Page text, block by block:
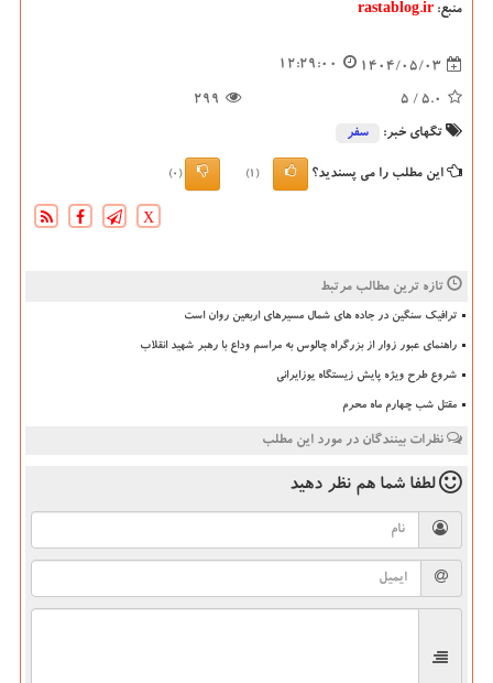
منبع: rastablog.ir
1404/05/03
12:29:00
5.0
/ 5
299
تگهای خبر: سفر
این مطلب را می پسندید؟ (1)
(0)
X
تازه ترین مطالب مرتبط
ترافیک سنگین در جاده های شمال مسیرهای اربعین روان است
راهنمای عبور زوار از بزرگراه چالوس به مراسم وداع با رهبر شهید انقلاب
شروع طرح ویژه پایش زیستگاه یوزایرانی
مقتل شب چهارم ماه محرم
نظرات بینندگان در مورد این مطلب
لطفا شما هم نظر دهید